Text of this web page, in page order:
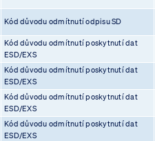
Kód důvodu odmítnutí odpisu SD
Kód důvodu odmítnutí poskytnutí dat
ESD/EXS
Kód důvodu odmítnutí poskytnutí dat
ESD/EXS
Kód důvodu odmítnutí poskytnutí dat
ESD/EXS
Kód důvodu odmítnutí poskytnutí dat
ESD/EXS